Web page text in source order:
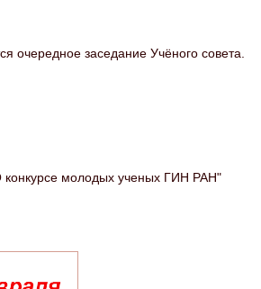
очередное заседание Учёного совета.
молодых ученых ГИН РАН"